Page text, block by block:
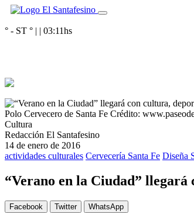
° - ST ° | | 03:11hs
Polo Cervecero de Santa Fe Crédito:
Cultura
Redacción El Santafesino
14 de enero de 2016
actividades culturales Cervecería Santa Fe Diseña
“Verano en la Ciudad”
Facebook Twitter WhatsApp